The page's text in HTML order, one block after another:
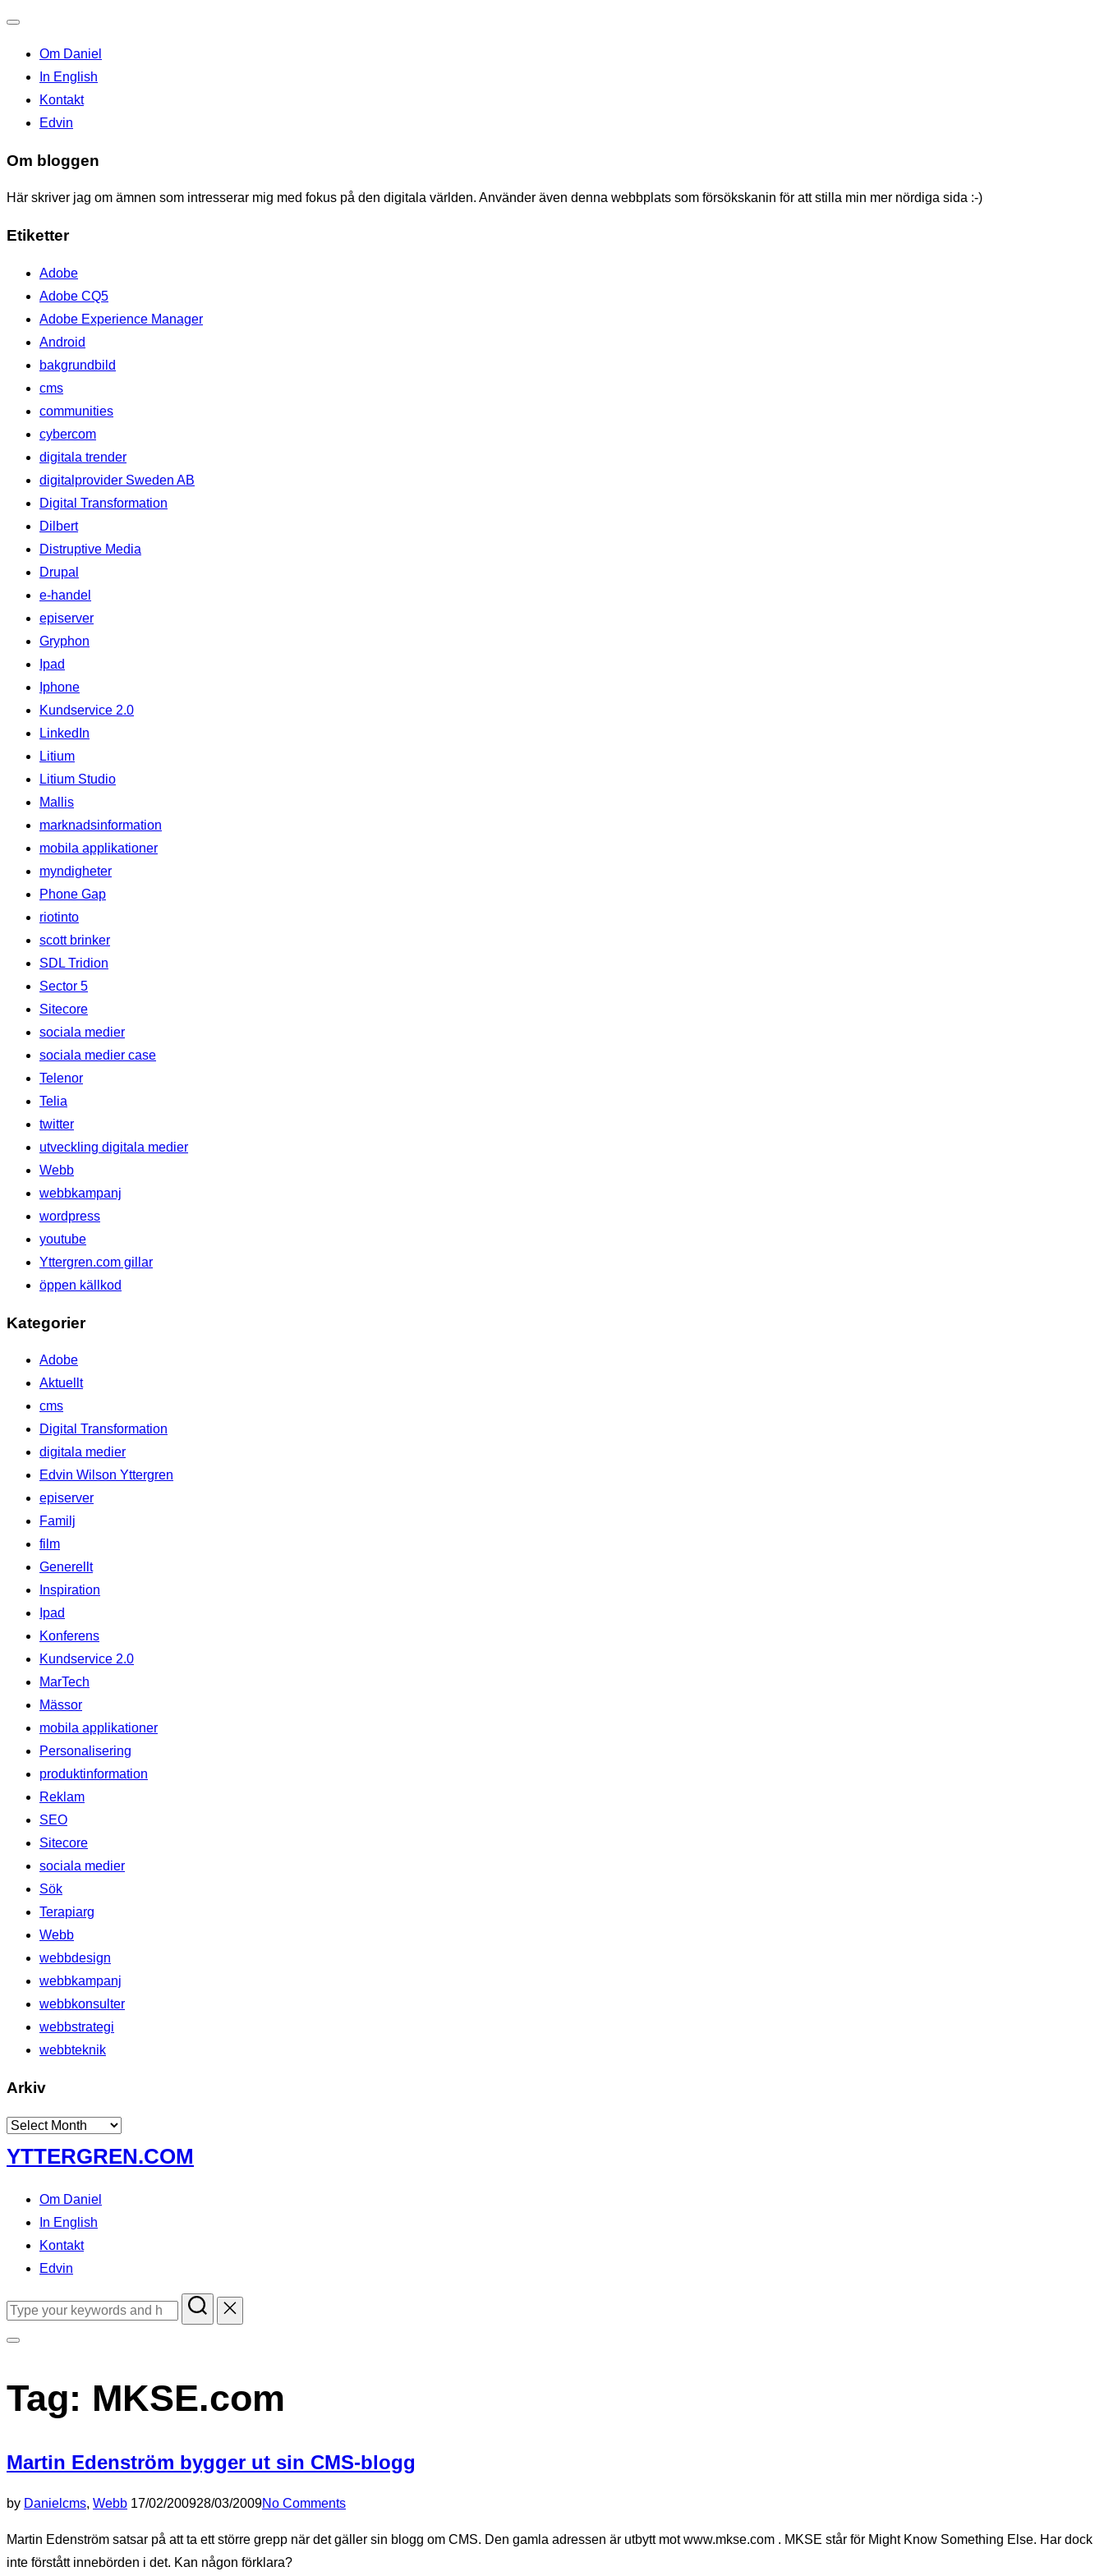
navigation
Om Daniel
In English
Kontakt
Edvin
Om bloggen
Här skriver jag om ämnen som intresserar mig med fokus på den digitala världen. Använder även denna webbplats som försökskanin för att stilla min mer nördiga sida :-)
Etiketter
Adobe
Adobe CQ5
Adobe Experience Manager
Android
bakgrundbild
cms
communities
cybercom
digitala trender
digitalprovider Sweden AB
Digital Transformation
Dilbert
Distruptive Media
Drupal
e-handel
episerver
Gryphon
Ipad
Iphone
Kundservice 2.0
LinkedIn
Litium
Litium Studio
Mallis
marknadsinformation
mobila applikationer
myndigheter
Phone Gap
riotinto
scott brinker
SDL Tridion
Sector 5
Sitecore
sociala medier
sociala medier case
Telenor
Telia
twitter
utveckling digitala medier
Webb
webbkampanj
wordpress
youtube
Yttergren.com gillar
öppen källkod
Kategorier
Adobe
Aktuellt
cms
Digital Transformation
digitala medier
Edvin Wilson Yttergren
episerver
Familj
film
Generellt
Inspiration
Ipad
Konferens
Kundservice 2.0
MarTech
Mässor
mobila applikationer
Personalisering
produktinformation
Reklam
SEO
Sitecore
sociala medier
Sök
Terapiarg
Webb
webbdesign
webbkampanj
webbkonsulter
webbstrategi
webbteknik
Arkiv
Arkiv
Skip
to
content
YTTERGREN.COM
Om Daniel
In English
Kontakt
Edvin
Search
navigation
Tag: MKSE.com
Martin Edenström bygger ut sin CMS-blogg
by Daniel cms, WebbPosted
17/02/200928/03/2009No Comments
Martin Edenström satsar på att ta ett större grepp när det gäller sin blogg om CMS. Den gamla adressen är utbytt mot www.mkse.com . MKSE står för Might Know Something Else. Har dock
inte förstått innebörden i det. Kan någon förklara?